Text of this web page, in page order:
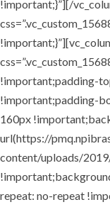
!important;}”][/
!important;padding-
!important;padding-
160px
url(https://
content/uploads/
repeat: no-repeat